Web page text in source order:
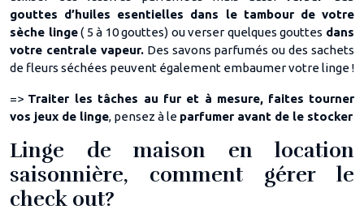
gouttes d’huiles esentielles dans le tambour de votre
sèche linge( 5 à 10 gouttes) ou verser quelques gouttes dans
votre centrale vapeur.Des savons parfumés ou des sachets
de fleurs séchées peuvent également embaumer votre linge !
=> Traiter les tâches au fur et à mesure, faites tourner
vos jeux de linge, pensez à le parfumer avant de le stocker
Linge de maison en location
saisonnière, comment gérer le
check out?